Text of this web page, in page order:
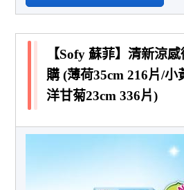
【Sofy 蘇菲】清新涼
購 (薄荷35cm 216片/小
洋甘菊23cm 336片)